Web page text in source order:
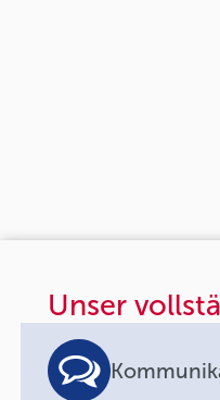
Unser